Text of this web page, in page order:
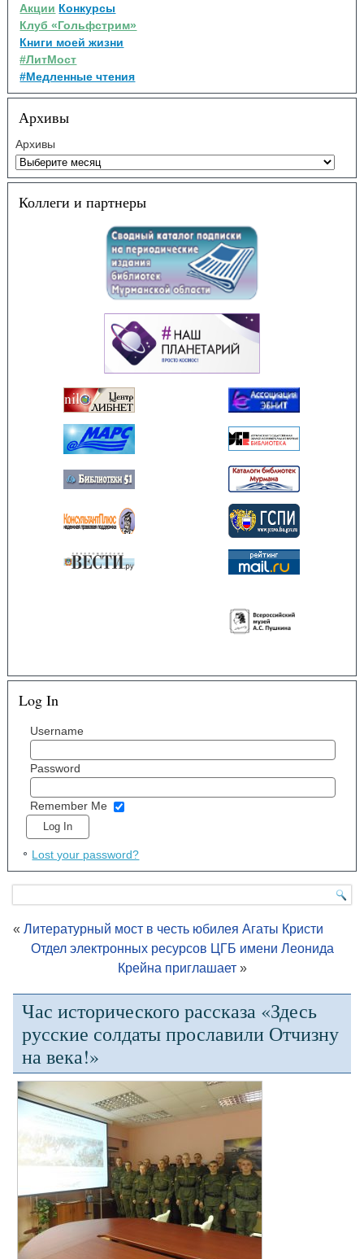
Акции Конкурсы
Клуб «Гольфстрим»
Книги моей жизни
#ЛитМост
#Медленные чтения
Архивы
Архивы
Коллеги и партнеры
Log In
Username
Password
Remember Me
Lost your password?
«Литературный мост в честь юбилея Агаты Кристи
Отдел электронных ресурсов ЦГБ имени Леонида
Крейна приглашает»
Час исторического рассказа «Здесь
русские солдаты прославили Отчизну
на века!»